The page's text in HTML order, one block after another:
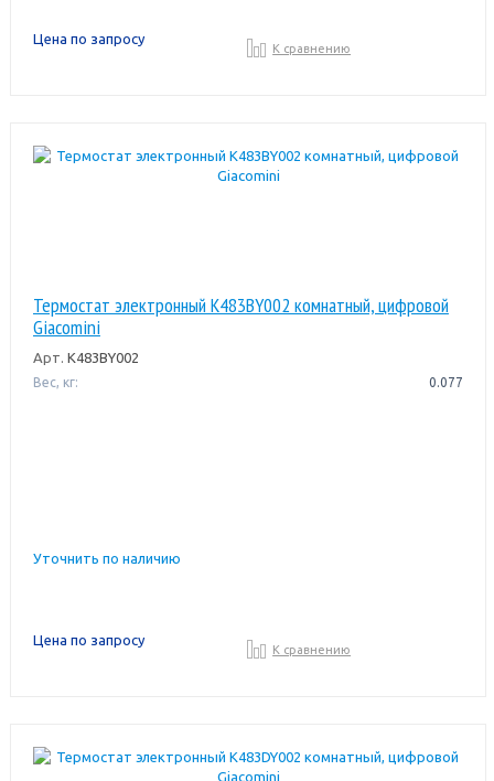
Цена по запросу
К сравнению
Термостат электронный K483BY002 комнатный, цифровой
Giacomini
Арт. K483BY002
Вес, кг: 0.077
Уточнить по наличию
Цена по запросу
К сравнению